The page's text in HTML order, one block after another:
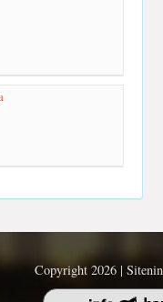
Copyright 2026 |